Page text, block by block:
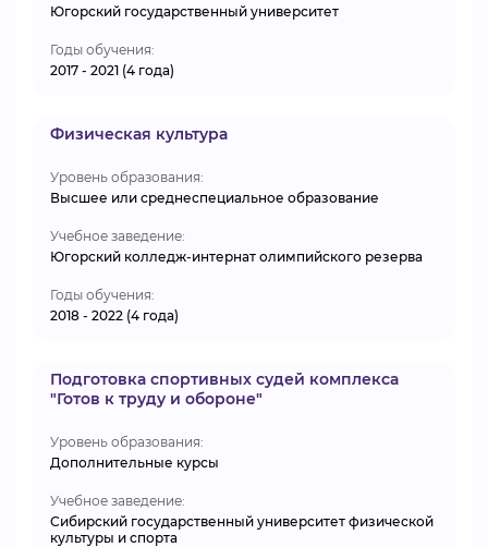
Югорский государственный университет
Годы обучения:
2017 - 2021 (4 года)
Физическая культура
Уровень образования:
Высшее или среднеспециальное образование
Учебное заведение:
Югорский колледж-интернат олимпийского резерва
Годы обучения:
2018 - 2022 (4 года)
Подготовка спортивных судей комплекса
"Готов к труду и обороне"
Уровень образования:
Дополнительные курсы
Учебное заведение:
Сибирский государственный университет физической
культуры и спорта